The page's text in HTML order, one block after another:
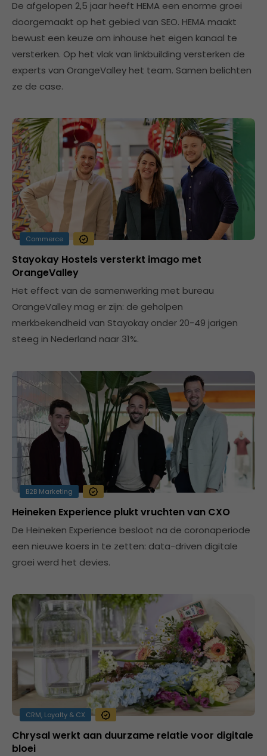
De afgelopen 2,5 jaar heeft HEMA een enorme groei
doorgemaakt op het gebied van SEO. HEMA maakt
bewust een keuze om inhouse het eigen kanaal te
versterken. Op het vlak van linkbuilding versterken de
experts van OrangeValley het team. Samen belichten
ze de case.
Commerce
Stayokay Hostels versterkt imago met
OrangeValley
Het effect van de samenwerking met bureau
OrangeValley mag er zijn: de geholpen
merkbekendheid van Stayokay onder 20-49 jarigen
steeg in Nederland naar 31%.
B2B Marketing
Heineken Experience plukt vruchten van CXO
De Heineken Experience besloot na de coronaperiode
een nieuwe koers in te zetten: data-driven digitale
groei werd het devies.
CRM, Loyalty & CX
Chrysal werkt aan duurzame relatie voor digitale
bloei